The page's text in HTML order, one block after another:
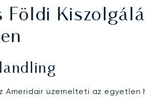
Földi
Ameridair üzemelteti az